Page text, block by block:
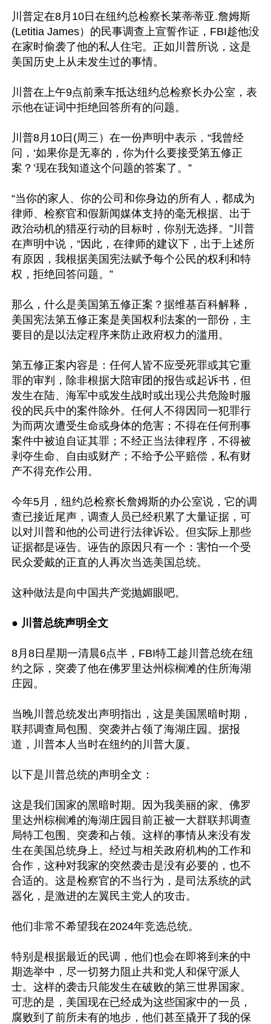
川普定在8月10日在纽约总检察长莱蒂蒂亚.詹姆斯
(Letitia James）的民事调查上宣誓作证，FBI趁他没
在家时偷袭了他的私人住宅。正如川普所说，这是
美国历史上从未发生过的事情。
川普在上午9点前乘车抵达纽约总检察长办公室，表
示他在证词中拒绝回答所有的问题。
川普8月10日(周三）在一份声明中表示，“我曾经
问，‘如果你是无辜的，你为什么要接受第五修正
案？’现在我知道这个问题的答案了。”
“当你的家人、你的公司和你身边的所有人，都成为
律师、检察官和假新闻媒体支持的毫无根据、出于
政治动机的猎巫行动的目标时，你别无选择。”川普
在声明中说，“因此，在律师的建议下，出于上述所
有原因，我根据美国宪法赋予每个公民的权利和特
权，拒绝回答问题。”
那么，什么是美国第五修正案？据维基百科解释，
美国宪法第五修正案是美国权利法案的一部份，主
要目的是以法定程序来防止政府权力的滥用。
第五修正案内容是：任何人皆不应受死罪或其它重
罪的审判，除非根据大陪审团的报告或起诉书，但
发生在陆、海军中或发生战时或出现公共危险时服
役的民兵中的案件除外。任何人不得因同一犯罪行
为而两次遭受生命或身体的危害；不得在任何刑事
案件中被迫自证其罪；不经正当法律程序，不得被
剥夺生命、自由或财产；不给予公平赔偿，私有财
产不得充作公用。
今年5月，纽约总检察长詹姆斯的办公室说，它的调
查已接近尾声，调查人员已经积累了大量证据，可
以对川普和他的公司进行法律诉讼。但实际上那些
证据都是诬告。诬告的原因只有一个：害怕一个受
民众爱戴的正直的人再次当选美国总统。
这种做法是向中国共产党抛媚眼吧。
● 川普总统声明全文
8月8日星期一清晨6点半，FBI特工趁川普总统在纽
约之际，突袭了他在佛罗里达州棕榈滩的住所海湖
庄园。
当晚川普总统发出声明指出，这是美国黑暗时期，
联邦调查局包围、突袭并占领了海湖庄园。据报
道，川普本人当时在纽约的川普大厦。
以下是川普总统的声明全文：
这是我们国家的黑暗时期。因为我美丽的家、佛罗
里达州棕榈滩的海湖庄园目前正被一大群联邦调查
局特工包围、突袭和占领。这样的事情从来没有发
生在美国总统身上。经过与相关政府机构的工作和
合作，这种对我家的突然袭击是没有必要的，也不
合适的。这是检察官的不当行为，是司法系统的武
器化，是激进的左翼民主党人的攻击。
他们非常不希望我在2024年竞选总统。
特别是根据最近的民调，他们也会在即将到来的中
期选举中，尽一切努力阻止共和党人和保守派人
士。这样的袭击只能发生在破败的第三世界国家。
可悲的是，美国现在已经成为这些国家中的一员，
腐败到了前所未有的地步，他们甚至撬开了我的保